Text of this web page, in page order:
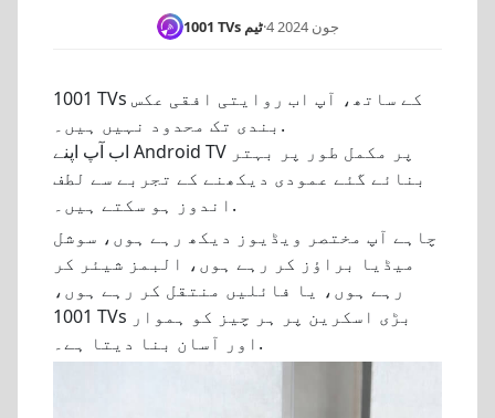
1001 TVs ٹیم· 4 جون 2024
1001 TVs کے ساتھ، آپ اب روایتی افقی عکس
بندی تک محدود نہیں ہیں۔.
اب آپ اپنے Android TV پر مکمل طور پر بہتر
بنائے گئے عمودی دیکھنے کے تجربے سے لطف
اندوز ہو سکتے ہیں۔.
چاہے آپ مختصر ویڈیوز دیکھ رہے ہوں، سوشل
میڈیا براؤز کر رہے ہوں، البمز شیئر کر
رہے ہوں، یا فائلیں منتقل کر رہے ہوں،
1001 TVs بڑی اسکرین پر ہر چیز کو ہموار
اور آسان بنا دیتا ہے۔.